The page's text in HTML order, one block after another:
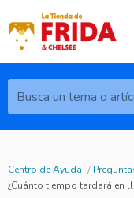
Busca un tema o
Centro de Ayuda
¿Cuánto tiempo tardará en